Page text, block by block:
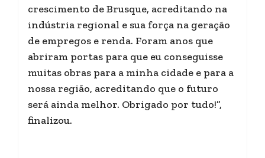
crescimento de Brusque, acreditando na
indústria regional e sua força na geração
de empregos e renda. Foram anos que
abriram portas para que eu conseguisse
muitas obras para a minha cidade e para a
nossa região, acreditando que o futuro
será ainda melhor. Obrigado por tudo!”,
finalizou.